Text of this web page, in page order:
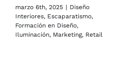
marzo 6th, 2025 | Diseño
Interiores, Escaparatismo,
Formación en Diseño,
Iluminación, Marketing, Retail